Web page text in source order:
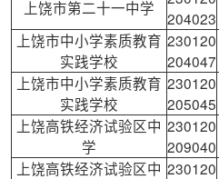
上饶市第二十一中学
204023
上饶市中小学素质教育
实践学校
230120
204047
上饶市中小学素质教育
实践学校
230120
205045
上饶高铁经济试验区中
学
230120
209040
上饶高铁经济试验区中 230120